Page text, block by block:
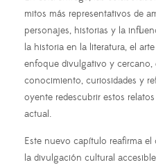
mitos más representativos de
personajes, historias y la
la historia en la literatura, el
enfoque divulgativo y
conocimiento, curiosidades y
oyente redescubrir estos
actual.
Este nuevo capítulo reafirma
la divulgación cultural